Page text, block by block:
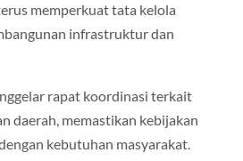
memperkuat tata kelola
infrastruktur dan
rapat koordinasi terkait
daerah, memastikan kebijakan
kebutuhan masyarakat.